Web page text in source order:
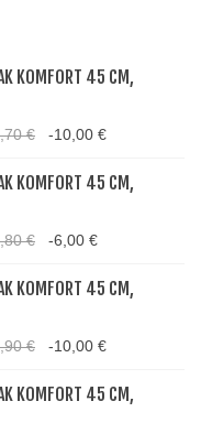
KOMFORT 45 CM,
€ -10,00 €
KOMFORT 45 CM,
€ -6,00 €
KOMFORT 45 CM,
€ -10,00 €
KOMFORT 45 CM,